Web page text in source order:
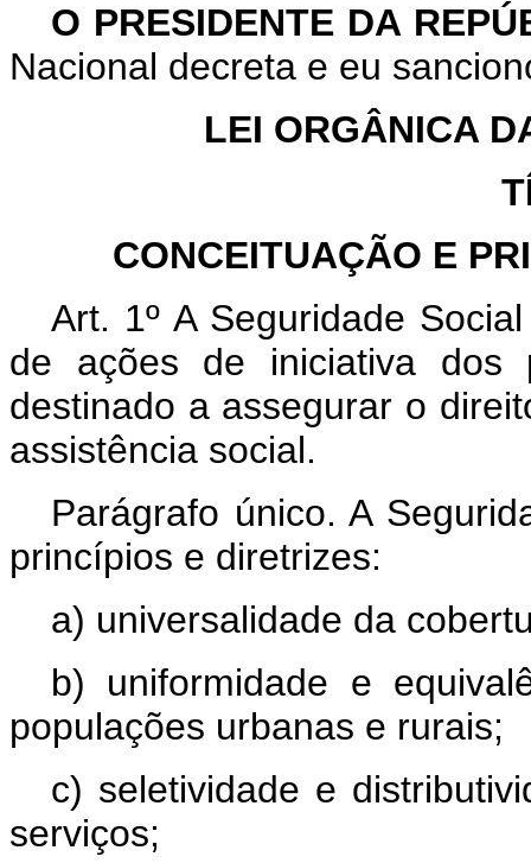
O PRESIDENTE DA
Nacional decreta e eu
LEI ORGÂNICA
CONCEITUAÇÃO E
Art. 1º A Seguridade
de ações de iniciativa dos
destinado a assegurar o
assistência social.
Parágrafo único. A
princípios e diretrizes:
a) universalidade da
b) uniformidade e
populações urbanas e rurais;
c) seletividade e
serviços;